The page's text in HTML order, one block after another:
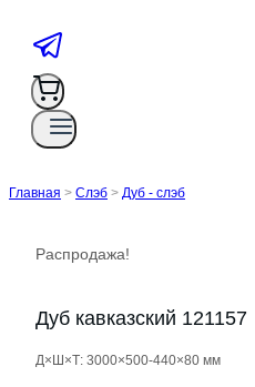
Главная > Слэб > Дуб - слэб
Распродажа!
Дуб кавказский 121157
Д×Ш×Т: 3000×500-440×80 мм